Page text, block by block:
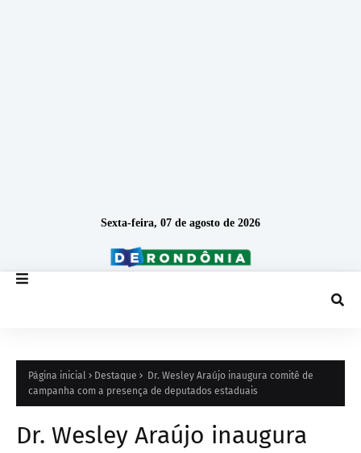
Sexta-feira, 07 de agosto de 2026
Página inicial Destaque
Dr. Wesley Araújo inaugura comitê de
campanha com a presença de deputados estaduais
Dr. Wesley Araújo inaugura